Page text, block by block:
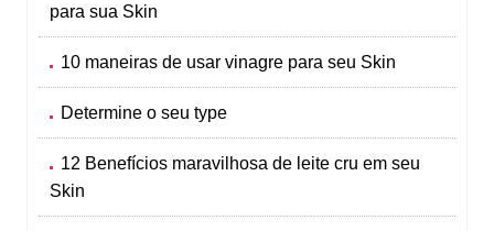
para sua Skin
10 maneiras de usar vinagre para seu Skin
Determine o seu type
12 Benefícios maravilhosa de leite cru em seu
Skin